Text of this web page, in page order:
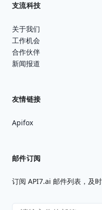
支流科技
关于我们
工作机会
合作伙伴
新闻报道
友情链接
Apifox
邮件订阅
订阅 API7.ai 邮件列表，及